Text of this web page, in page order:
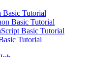
Basic Tutorial
Basic Tutorial
Basic Tutorial
Tutorial